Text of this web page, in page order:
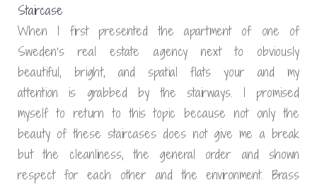
Staircase
When I first presented the apartment of one of
Sweden’s real estate agency next to obviously
beautiful, bright, and spatial flats your and my
attention is grabbed by the stairways. I promised
myself to return to this topic because not only the
beauty of these staircases does not give me a break
but the cleanliness, the general order and shown
respect for each other and the environment. Brass